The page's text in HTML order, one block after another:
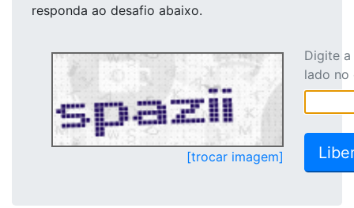
responda ao desafio abaixo.
[trocar imagem]
Digite
lado no